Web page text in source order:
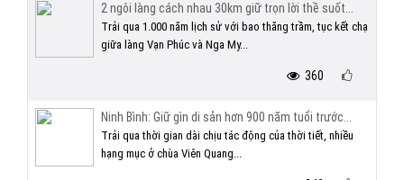
2 ngôi làng cách nhau 30km giữ trọn lời thề suốt...
Trải qua 1.000 năm lịch sử với bao thăng trầm, tục kết chạ
giữa làng Vạn Phúc và Nga My...
360
Ninh Bình: Giữ gìn di sản hơn 900 năm tuổi trước...
Trải qua thời gian dài chịu tác động của thời tiết, nhiều
hạng mục ở chùa Viên Quang...